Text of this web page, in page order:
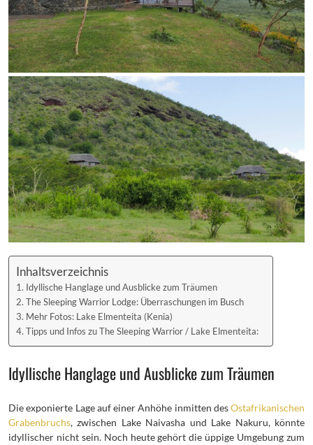
Inhaltsverzeichnis
Idyllische Hanglage und Ausblicke zum Träumen
The Sleeping Warrior Lodge: Überraschungen im Busch
Mehr Fotos: Lake Elmenteita (Kenia)
Tipps und Infos zu The Sleeping Warrior / Lake Elmenteita:
Idyllische Hanglage und Ausblicke zum Träumen
Die exponierte Lage auf einer Anhöhe inmitten desOstafrikanischen
Grabenbruchs, zwischen Lake Naivasha und Lake Nakuru, könnte
idyllischer nicht sein. Noch heute gehört die üppige Umgebung zum